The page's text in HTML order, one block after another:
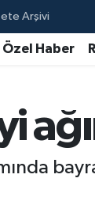
Arşivi
Özel Haber